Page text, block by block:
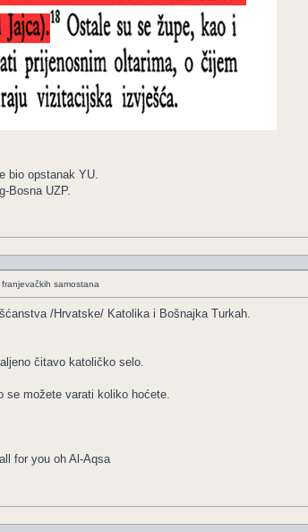
bio opstanak YU.
Bosna UZP.
samostana
/Hrvatske/ Katolika i Bošnajka Turkah.
čitavo katoličko selo.
se možete varati koliko hoćete.
for you oh Al-Aqsa